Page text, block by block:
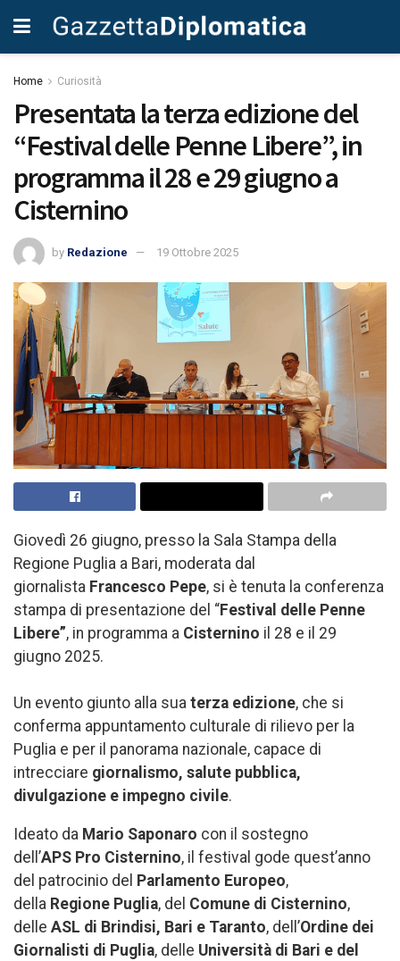
Home Curiosità
Presentata la terza edizione del
“Festival delle Penne Libere”, in
programma il 28 e 29 giugno a
Cisternino
by Redazione 19 Ottobre 2025
Giovedì 26 giugno, presso la Sala Stampa della
Regione Puglia a Bari, moderata dal
giornalista Francesco Pepe, si è tenuta la conferenza
stampa di presentazione del “Festival delle Penne
Libere”, in programma a Cisternino il 28 e il 29
giugno 2025.
Un evento giunto alla sua terza edizione, che si
conferma appuntamento culturale di rilievo per la
Puglia e per il panorama nazionale, capace di
intrecciare giornalismo, salute pubblica,
divulgazione e impegno civile.
Ideato da Mario Saponaro con il sostegno
dell’APS Pro Cisternino, il festival gode quest’anno
del patrocinio del Parlamento Europeo,
della Regione Puglia, del Comune di Cisternino,
delle ASL di Brindisi, Bari e Taranto, dell’Ordine dei
Giornalisti di Puglia, delle Università di Bari e del